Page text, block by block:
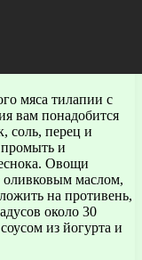
мяса тилапии с
вам понадобится
соль, перец и
и
Овощи
оливковым маслом,
на противень,
около 30
из йогурта и